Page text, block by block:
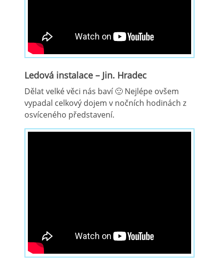
Ledová instalace – Jin. Hradec
Dělat velké věci nás baví 🙂 Nejlépe ovšem
vypadal celkový dojem v nočních hodinách z
osvíceného představení.